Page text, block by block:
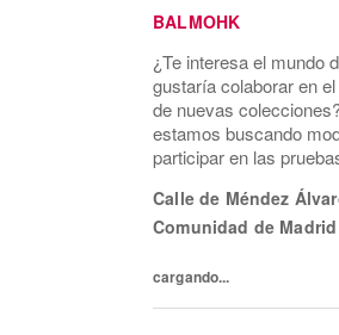
BALMOHK
¿Te interesa el mundo
gustaría colaborar en
de nuevas
estamos buscando
participar en las
parte clave del
ayudan a...
Calle de Méndez
Comunidad de Madrid
cargando...